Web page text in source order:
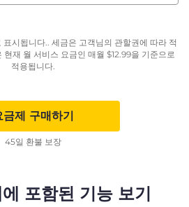
시됩니다.. 세금은 고객님의 관할권에 따라 적
현재 월 서비스 요금인 매월 $12.99을 기준으로
적용됩니다.
금제 구매하기
45일 환불 보장
포함된 기능 보기